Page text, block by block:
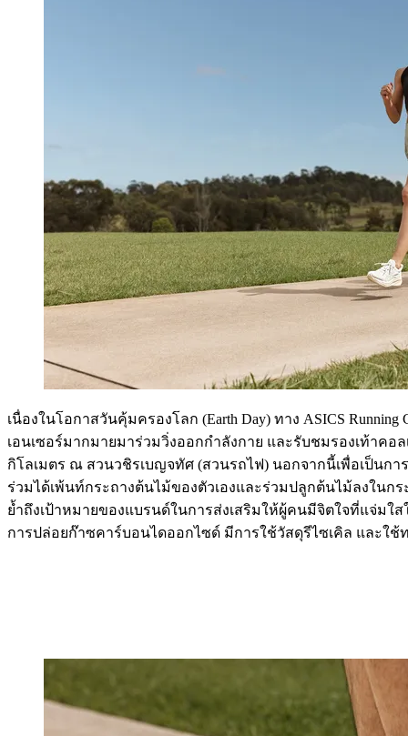
เนื่องในโอกาสวันคุ้มครองโลก (Earth Day) ทาง ASICS
เอนเซอร์มากมายมาร่วมวิ่งออกกำลังกาย และรับชมรองเท้าค
กิโลเมตร ณ สวนวชิรเบญจทัศ (สวนรถไฟ) นอกจากนี้เพื่อเป็นการ
ร่วมได้เพ้นท์กระถางต้นไม้ของตัวเองและร่วมปลูกต้นไม้ลงในก
ย้ำถึงเป้าหมายของแบรนด์ในการส่งเสริมให้ผู้คนมีจิตใจที่แจ่ม
การปล่อยก๊าซคาร์บอนไดออกไซด์ มีการใช้วัสดุรีไซเคิล และ